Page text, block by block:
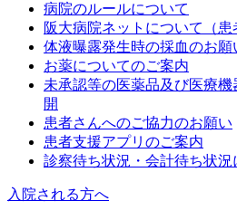
病院のルールについて
阪大病院ネットについて（患
体液曝露発生時の採血のお願
お薬についてのご案内
未承認等の医薬品及び医療
開
患者さんへのご協力のお願い
患者支援アプリのご案内
診察待ち状況・会計待ち状況
入院される方へ